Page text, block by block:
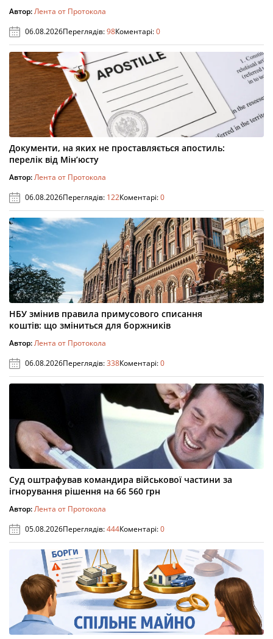
Автор:Лента от Протокола
06.08.2026Переглядів:98Коментарі:0
Документи, на яких не проставляється апостиль:
перелік від Мін’юсту
Автор:Лента от Протокола
06.08.2026Переглядів: 122Коментарі:0
НБУ змінив правила примусового списання
коштів: що зміниться для боржників
Автор:Лента от Протокола
06.08.2026Переглядів:338Коментарі:0
Суд оштрафував командира військової частини за
ігнорування рішення на 66 560 грн
Автор:Лента от Протокола
05.08.2026Переглядів:444Коментарі:0